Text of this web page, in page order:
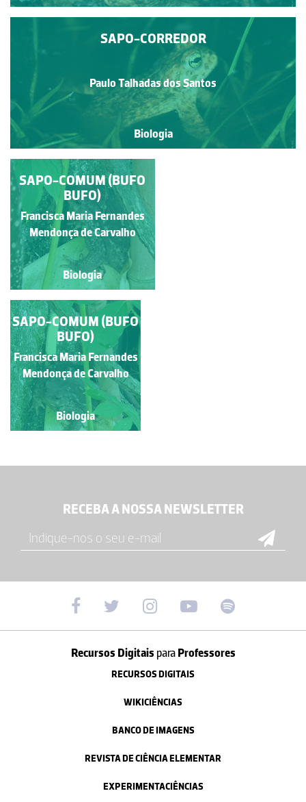
SAPO-CORREDOR
Paulo Talhadas dos Santos
Biologia
CÓPULA DA ESPÉCIE
HYPSIBOAS FABER
Amanda Boaventura
Biologia
SAPO-COMUM (BUFO
BUFO)
Francisca Maria Fernandes
Mendonça de Carvalho
Biologia
SAPO-COMUM (BUFO
BUFO)
Francisca Maria Fernandes
Mendonça de Carvalho
Biologia
RECEBA A NOSSA NEWSLETTER
Recursos Digitais paraProfessores
RECURSOS DIGITAIS
WIKICIÊNCIAS
BANCO DE IMAGENS
REVISTA DE CIÊNCIA ELEMENTAR
EXPERIMENTACIÊNCIAS